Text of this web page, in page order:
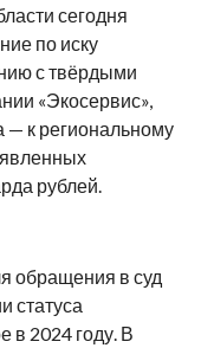
сегодня
по иску
с твёрдыми
«Экосервис»,
— к региональному
рублей.
обращения в суд
статуса
в 2024 году. В